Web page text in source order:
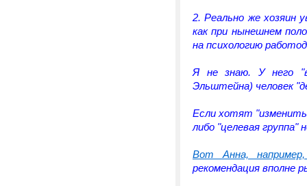
2. Реально же хозяин
как при нынешнем
на психологию
Я не знаю. У него "в
Эльштейна) человек
Если хотят "изменить
либо "целевая группа"
Вот Анна,
рекомендация вполне